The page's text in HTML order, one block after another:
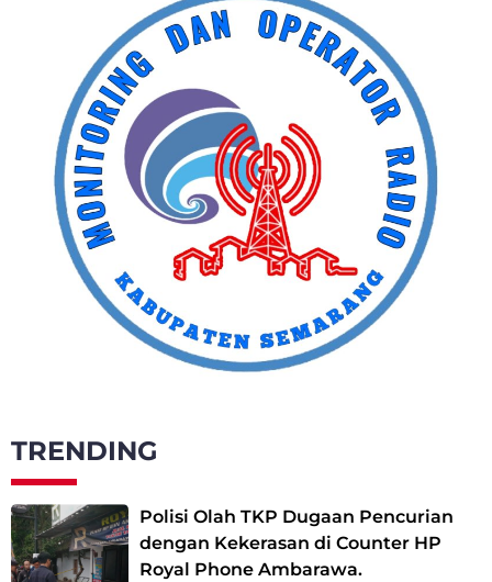
TRENDING
Polisi Olah TKP Dugaan Pencurian
dengan Kekerasan di Counter HP
Royal Phone Ambarawa.